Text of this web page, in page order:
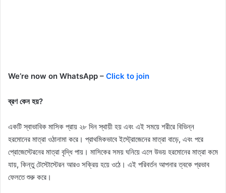
We’re now on WhatsApp – Click to join
ব্রণ কেন হয়?
একটি স্বাভাবিক মাসিক প্রায় ২৮ দিন স্থায়ী হয় এবং এই সময়ে শরীরে বিভিন্ন
হরমোনের মাত্রা ওঠানামা করে। প্রাথমিকভাবে ইস্ট্রোজেনের মাত্রা বাড়ে, এবং পরে
প্রোজেস্টেরনের মাত্রা বৃদ্ধি পায়। মাসিকের সময় ঘনিয়ে এলে উভয় হরমোনের মাত্রা কমে
যায়, কিন্তু টেস্টোস্টেরন আরও সক্রিয় হয়ে ওঠে। এই পরিবর্তন আপনার ত্বকে প্রভাব
ফেলতে শুরু করে।